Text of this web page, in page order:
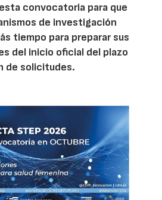
convocatoria para que
de investigación
tiempo para preparar sus
del inicio oficial del plazo
de solicitudes.